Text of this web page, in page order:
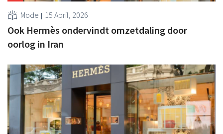
Mode 15 April, 2026
Ook Hermès ondervindt omzetdaling door
oorlog in Iran